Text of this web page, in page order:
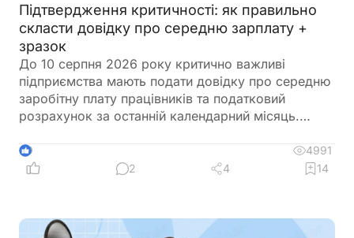
Підтвердження критичності: як правильно
скласти довідку про середню зарплату +
зразок
До 10 серпня 2026 року критично важливі
підприємства мають подати довідку про середню
заробітну плату працівників та податковий
розрахунок за останній календарний місяць.
ключових критеріїв для збереження статусу
критично важливого підприємства. Її можна
відповідно до чинних вимог. Щоб уникнути
9
4991
2
4 14